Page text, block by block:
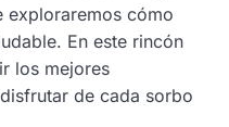
exploraremos cómo
En este rincón
los mejores
de cada sorbo